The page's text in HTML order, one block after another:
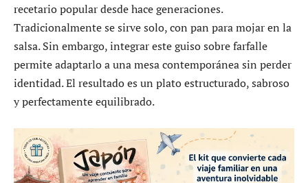
recetario popular desde hace generaciones.
Tradicionalmente se sirve solo, con pan para mojar en la
salsa. Sin embargo, integrar este guiso sobre farfalle
permite adaptarlo a una mesa contemporánea sin perder
identidad. El resultado es un plato estructurado, sabroso
y perfectamente equilibrado.